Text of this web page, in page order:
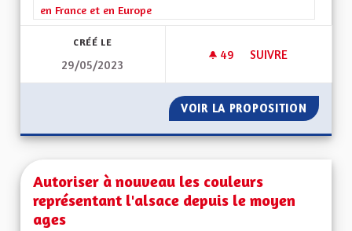
en France et en Europe
CRÉÉ LE
29/05/2023
49 49 ABONNÉS
SUIVRE
VOIR LA PROPOSITION
Autoriser à nouveau les couleurs
représentant l'alsace depuis le moyen
ages